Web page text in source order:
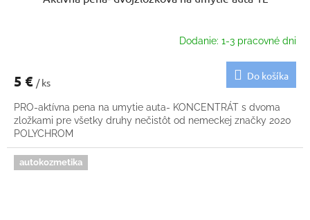
Dodanie: 1-3 pracovné dni
5 € / ks
Do košíka
PRO-aktívna pena na umytie auta- KONCENTRÁT s dvoma
zložkami pre všetky druhy nečistôt od nemeckej značky 2020
POLYCHROM
autokozmetika